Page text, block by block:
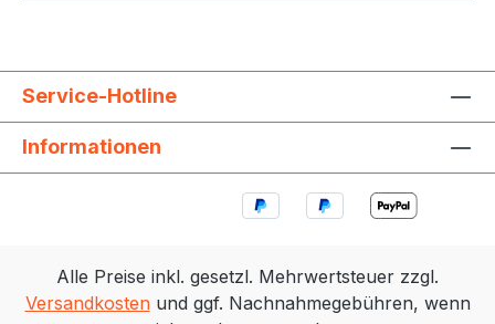
Service-Hotline
Informationen
Alle Preise inkl. gesetzl. Mehrwertsteuer zzgl.
Versandkostenund ggf. Nachnahmegebühren, wenn